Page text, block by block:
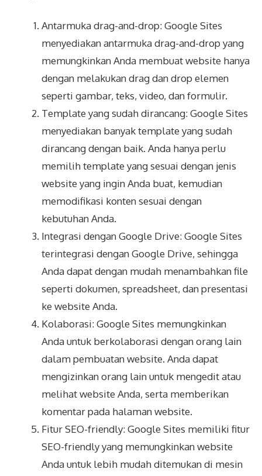
Antarmuka drag-and-drop: Google Sites
menyediakan antarmuka drag-and-drop yang
memungkinkan Anda membuat website hanya
dengan melakukan drag dan drop elemen
seperti gambar, teks, video, dan formulir.
Template yang sudah dirancang: Google Sites
menyediakan banyak template yang sudah
dirancang dengan baik. Anda hanya perlu
memilih template yang sesuai dengan jenis
website yang ingin Anda buat, kemudian
memodifikasi konten sesuai dengan
kebutuhan Anda.
Integrasi dengan Google Drive: Google Sites
terintegrasi dengan Google Drive, sehingga
Anda dapat dengan mudah menambahkan file
seperti dokumen, spreadsheet, dan presentasi
ke website Anda.
Kolaborasi: Google Sites memungkinkan
Anda untuk berkolaborasi dengan orang lain
dalam pembuatan website. Anda dapat
mengizinkan orang lain untuk mengedit atau
melihat website Anda, serta memberikan
komentar pada halaman website.
Fitur SEO-friendly: Google Sites memiliki fitur
SEO-friendly yang memungkinkan website
Anda untuk lebih mudah ditemukan di mesin